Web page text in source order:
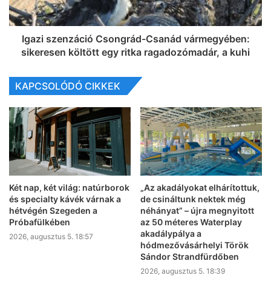
Igazi szenzáció Csongrád-Csanád vármegyében:
sikeresen költött egy ritka ragadozómadár, a kuhi
KAPCSOLÓDÓ CIKKEK
Két nap, két világ: natúrborok
és specialty kávék várnak a
hétvégén Szegeden a
Próbafülkében
2026, augusztus 5. 18:57
„Az akadályokat elhárítottuk,
de csináltunk nektek még
néhányat” – újra megnyitott
az 50 méteres Waterplay
akadálypálya a
hódmezővásárhelyi Török
Sándor Strandfürdőben
2026, augusztus 5. 18:39